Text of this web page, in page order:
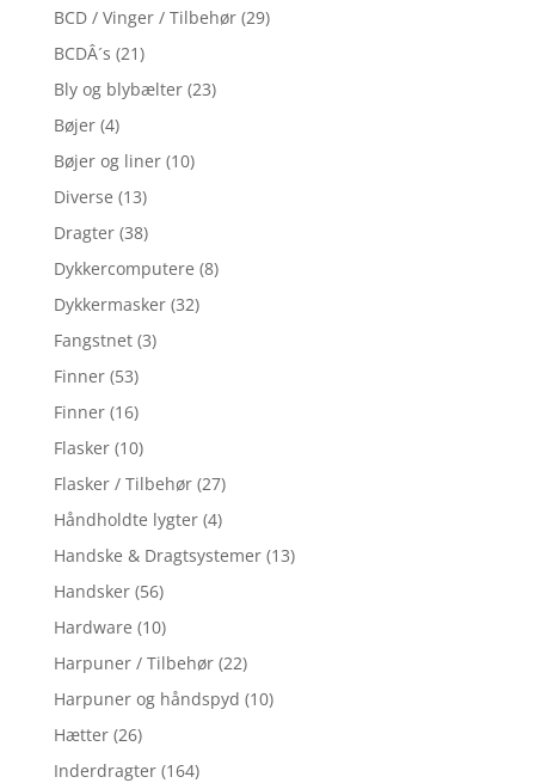
BCD / Vinger / Tilbehør (29)
BCDÂ´s (21)
Bly og blybælter (23)
Bøjer (4)
Bøjer og liner (10)
Diverse (13)
Dragter (38)
Dykkercomputere (8)
Dykkermasker (32)
Fangstnet (3)
Finner (53)
Finner (16)
Flasker (10)
Flasker / Tilbehør (27)
Håndholdte lygter (4)
Handske & Dragtsystemer (13)
Handsker (56)
Hardware (10)
Harpuner / Tilbehør (22)
Harpuner og håndspyd (10)
Hætter (26)
Inderdragter (164)